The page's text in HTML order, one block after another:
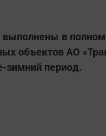
в
объектов АО
зимний период.